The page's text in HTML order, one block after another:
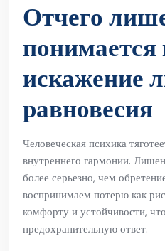
Отчего
понимается
искажение
равновесия
Человеческая психика
внутреннего гармонии.
более серьезно, чем
воспринимаем потерю как
комфорту и устойчивости,
предохранительную ответ.